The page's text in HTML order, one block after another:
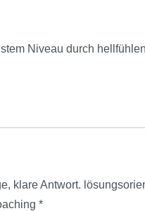
Niveau durch
klare Antwort.
*